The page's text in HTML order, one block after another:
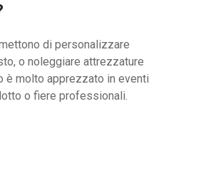
di personalizzare
o noleggiare attrezzature
è molto apprezzato in eventi
o fiere professionali.